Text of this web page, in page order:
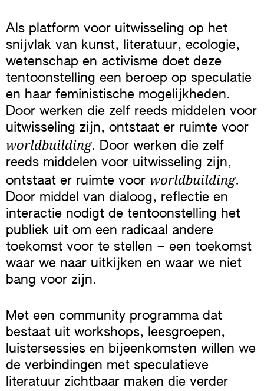
Als platform voor uitwisseling op het
snijvlak van kunst, literatuur, ecologie,
wetenschap en activisme doet deze
tentoonstelling een beroep op speculatie
en haar feministische mogelijkheden.
Door werken die zelf reeds middelen voor
uitwisseling zijn, ontstaat er ruimte voor
worldbuilding. Door werken die zelf
reeds middelen voor uitwisseling zijn,
ontstaat er ruimte voor worldbuilding.
Door middel van dialoog, reflectie en
interactie nodigt de tentoonstelling het
publiek uit om een radicaal andere
toekomst voor te stellen – een toekomst
waar we naar uitkijken en waar we niet
bang voor zijn.
Met een community programma dat
bestaat uit workshops, leesgroepen,
luistersessies en bijeenkomsten willen we
de verbindingen met speculatieve
literatuur zichtbaar maken die verder